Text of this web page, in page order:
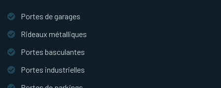
Portes de garages
Rideaux métalliques
Portes basculantes
Portes industrielles